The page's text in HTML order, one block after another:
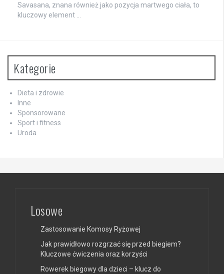
Savasana, znana również jako pozycja martwego ciała, to
kluczowy element …
Kategorie
Dieta i zdrowie
Inne
Sponsorowane
Sport i fitness
Uroda
Losowe
Zastosowanie Komosy Ryżowej
Jak prawidłowo rozgrzać się przed biegiem?
Kluczowe ćwiczenia oraz korzyści
Rowerek biegowy dla dzieci – klucz do